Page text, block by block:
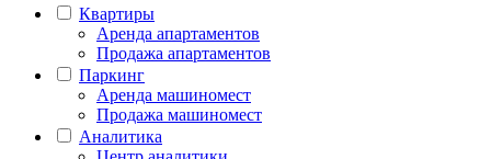
Квартиры
Аренда апартаментов
Продажа апартаментов
Паркинг
Аренда машиномест
Продажа машиномест
Аналитика